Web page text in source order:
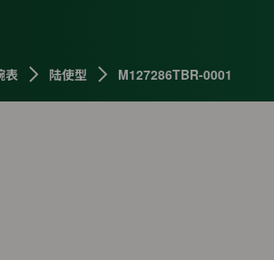
表 陆使型 M127286TBR-0001